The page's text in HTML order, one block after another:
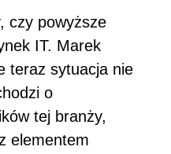
czy powyższe
IT. Marek
teraz sytuacja nie
o
tej branży,
elementem